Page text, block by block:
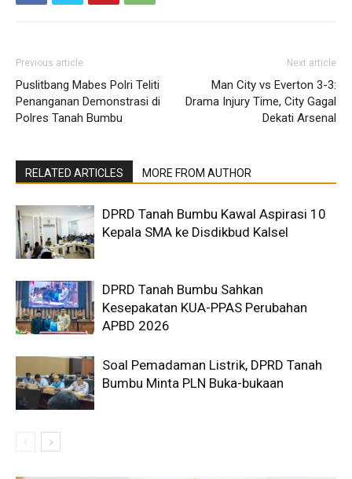
Previous article
Puslitbang Mabes Polri Teliti
Penanganan Demonstrasi di
Polres Tanah Bumbu
Next article
Man City vs Everton 3-3:
Drama Injury Time, City Gagal
Dekati Arsenal
RELATED ARTICLES MORE FROM AUTHOR
DPRD Tanah Bumbu Kawal Aspirasi 10
Kepala SMA ke Disdikbud Kalsel
DPRD Tanah Bumbu Sahkan
Kesepakatan KUA-PPAS Perubahan
APBD 2026
Soal Pemadaman Listrik, DPRD Tanah
Bumbu Minta PLN Buka-bukaan